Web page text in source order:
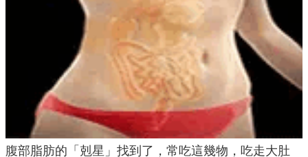
腹部脂肪的「剋星」找到了，常吃這幾物，吃走大肚